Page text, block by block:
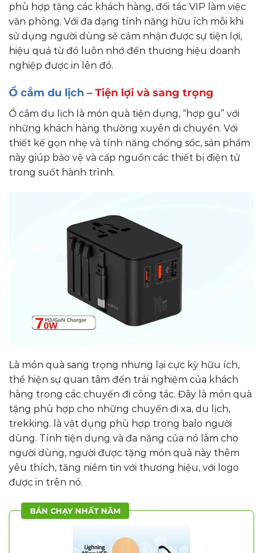
phù hợp tặng các khách hàng, đối tác VIP làm việc
văn phòng. Với đa dạng tính năng hữu ích mỗi khi
sử dụng người dùng sẽ cảm nhận được sự tiện lợi,
hiệu quả từ đó luôn nhớ đến thương hiệu doanh
nghiệp được in lên đó.
Ổ cắm du lịch – Tiện lợi và sang trọng
Ổ cắm du lịch là món quà tiện dụng, “hợp gu” với
những khách hàng thường xuyên di chuyển. Với
thiết kế gọn nhẹ và tính năng chống sốc, sản phẩm
này giúp bảo vệ và cấp nguồn các thiết bị điện tử
trong suốt hành trình.
Là món quà sang trọng nhưng lại cực kỳ hữu ích,
thể hiện sự quan tâm đến trải nghiệm của khách
hàng trong các chuyến đi công tác. Đây là món quà
tặng phù hợp cho những chuyến đi xa, du lịch,
trekking. là vật dụng phù hợp trong balo người
dùng. Tính tiện dụng và đa năng của nó làm cho
người dùng, người được tặng món quà này thêm
yêu thích, tăng niềm tin với thương hiệu, với logo
được in trên nó.
BÁN CHẠY NHẤT NĂM